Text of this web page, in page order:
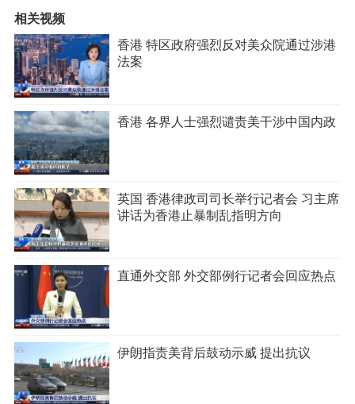
相关视频
香港 特区政府强烈反对美众院通过涉港
法案
香港 各界人士强烈谴责美干涉中国内政
英国 香港律政司司长举行记者会 习主席
讲话为香港止暴制乱指明方向
直通外交部 外交部例行记者会回应热点
伊朗指责美背后鼓动示威 提出抗议